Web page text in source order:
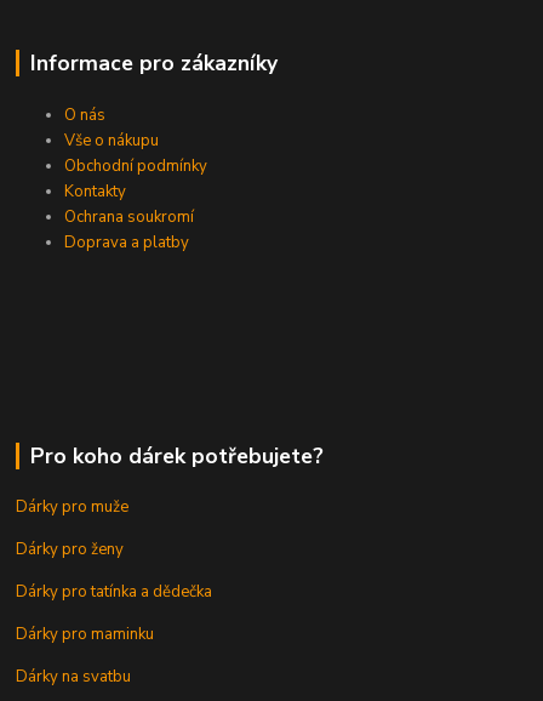
Informace pro zákazníky
O nás
Vše o nákupu
Obchodní podmínky
Kontakty
Ochrana soukromí
Doprava a platby
Pro koho dárek potřebujete?
Dárky pro muže
Dárky pro ženy
Dárky pro tatínka a dědečka
Dárky pro maminku
Dárky na svatbu